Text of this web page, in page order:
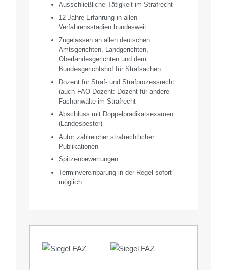
Ausschließliche Tätigkeit im Strafrecht
12 Jahre Erfahrung in allen
Verfahrensstadien bundesweit
Zugelassen an allen deutschen
Amtsgerichten, Landgerichten,
Oberlandesgerichten und dem
Bundesgerichtshof für Strafsachen
Dozent für Straf- und Strafprozessrecht
(auch FAO-Dozent: Dozent für andere
Fachanwälte im Strafrecht
Abschluss mit Doppelprädikatsexamen
(Landesbester)
Autor zahlreicher strafrechtlicher
Publikationen
Spitzenbewertungen
Terminvereinbarung in der Regel sofort
möglich